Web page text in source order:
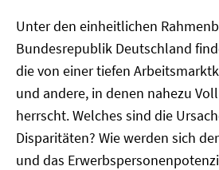
Unter den einheitlichen
Bundesrepublik Deutschland
die von einer tiefen
und andere, in denen nahezu
herrscht. Welches sind die
Disparitäten? Wie werden sich
und das